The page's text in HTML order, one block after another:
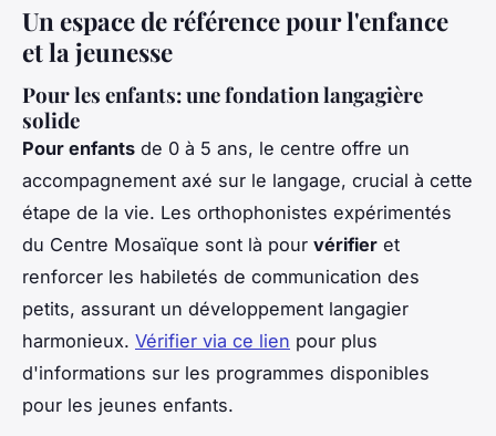
Un espace de référence pour l'enfance
et la jeunesse
Pour les enfants: une fondation langagière
solide
Pour enfants de 0 à 5 ans, le centre offre un
accompagnement axé sur le langage, crucial à cette
étape de la vie. Les orthophonistes expérimentés
du Centre Mosaïque sont là pour vérifier et
renforcer les habiletés de communication des
petits, assurant un développement langagier
harmonieux. Vérifier via ce lien pour plus
d'informations sur les programmes disponibles
pour les jeunes enfants.